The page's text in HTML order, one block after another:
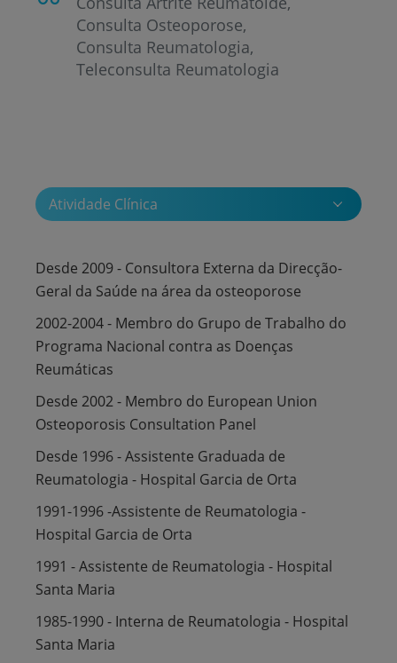
Consulta Osteoporose
Consulta Reumatologia
Teleconsulta Reumatologia
Atividade Clínica
Desde 2009 - Consultora Externa da Direcção-
Geral da Saúde na área da osteoporose
2002-2004 - Membro do Grupo de Trabalho do
Programa Nacional contra as Doenças
Reumáticas
Desde 2002 - Membro do European Union
Osteoporosis Consultation Panel
Desde 1996 - Assistente Graduada de
Reumatologia - Hospital Garcia de Orta
1991-1996 -Assistente de Reumatologia -
Hospital Garcia de Orta
1991 - Assistente de Reumatologia - Hospital
Santa Maria
1985-1990 - Interna de Reumatologia - Hospital
Santa Maria